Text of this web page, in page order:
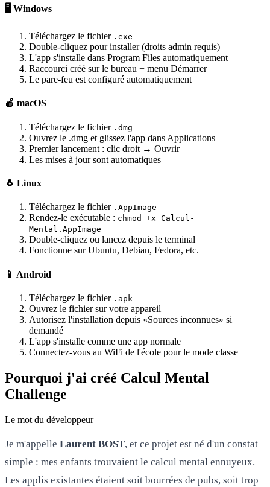
🖥️ Windows
Téléchargez le fichier .exe
Double-cliquez pour installer (droits admin requis)
L'app s'installe dans Program Files automatiquement
Raccourci créé sur le bureau + menu Démarrer
Le pare-feu est configuré automatiquement
🍎 macOS
Téléchargez le fichier .dmg
Ouvrez le .dmg et glissez l'app dans Applications
Premier lancement : clic droit → Ouvrir
Les mises à jour sont automatiques
🐧 Linux
Téléchargez le fichier .AppImage
Rendez-le exécutable : chmod +x Calcul-
Mental.AppImage
Double-cliquez ou lancez depuis le terminal
Fonctionne sur Ubuntu, Debian, Fedora, etc.
📱 Android
Téléchargez le fichier .apk
Ouvrez le fichier sur votre appareil
Autorisez l'installation depuis «Sources inconnues» si
demandé
L'app s'installe comme une app normale
Connectez-vous au WiFi de l'école pour le mode classe
Pourquoi j'ai créé Calcul Mental
Challenge
Le mot du développeur
Je m'appelle Laurent BOST, et ce projet est né d'un constat
simple : mes enfants trouvaient le calcul mental ennuyeux.
Les applis existantes étaient soit bourrées de pubs, soit trop